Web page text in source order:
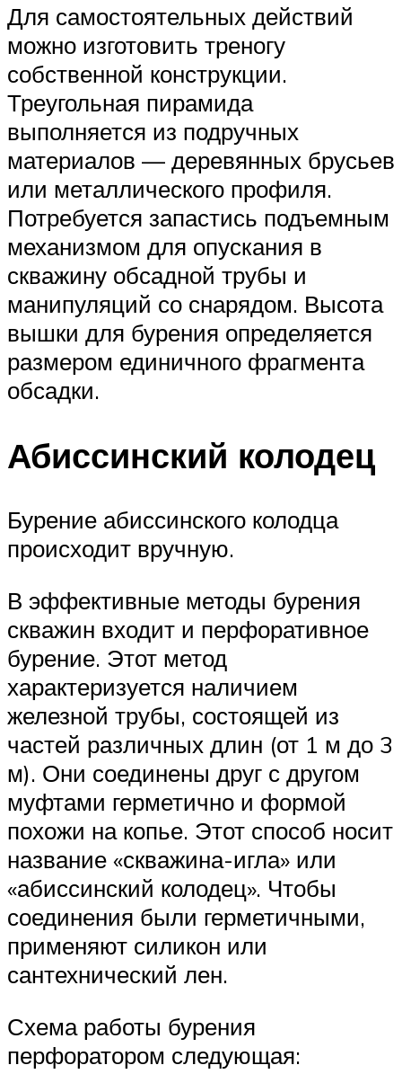
Для самостоятельных действий
можно изготовить треногу
собственной конструкции.
Треугольная пирамида
выполняется из подручных
материалов — деревянных брусьев
или металлического профиля.
Потребуется запастись подъемным
механизмом для опускания в
скважину обсадной трубы и
манипуляций со снарядом. Высота
вышки для бурения определяется
размером единичного фрагмента
обсадки.
Абиссинский колодец
Бурение абиссинского колодца
происходит вручную.
В эффективные методы бурения
скважин входит и перфоративное
бурение. Этот метод
характеризуется наличием
железной трубы, состоящей из
частей различных длин (от 1 м до 3
м). Они соединены друг с другом
муфтами герметично и формой
похожи на копье. Этот способ носит
название «скважина-игла» или
«абиссинский колодец». Чтобы
соединения были герметичными,
применяют силикон или
сантехнический лен.
Схема работы бурения
перфоратором следующая: